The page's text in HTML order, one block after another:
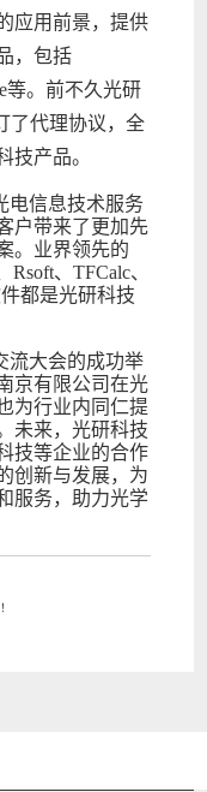
应用前景，提供
，包括
等。前不久光研
了代理协议，全
技产品。
信息技术服务
户带来了更加先
。业界领先的
Rsoft、TFCalc、
都是光研科技
大会的成功举
京有限公司在光
为行业内同仁提
未来，光研科技
技等企业的合作
创新与发展，为
服务，助力光学